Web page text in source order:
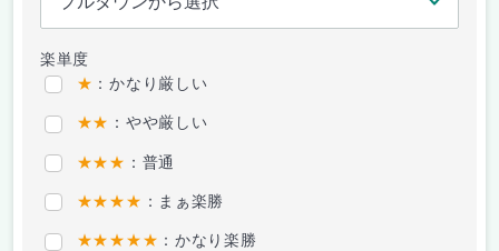
楽単度
★ ：かなり厳しい
★★ ：やや厳しい
★★★ ：普通
★★★★ ：まぁ楽勝
★★★★★ ：かなり楽勝